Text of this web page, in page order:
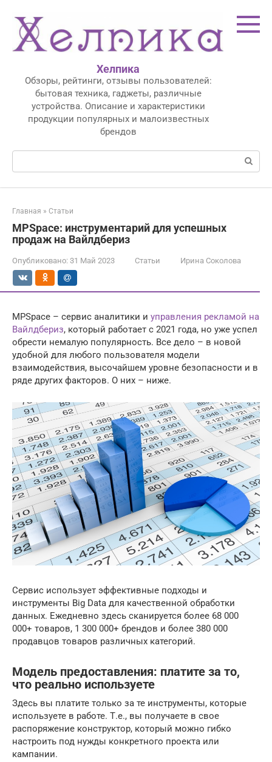
контенту
Хелпика
Обзоры, рейтинги, отзывы пользователей:
бытовая техника, гаджеты, различные
устройства. Описание и характеристики
продукции популярных и малоизвестных
брендов
Поиск:
Главная » Статьи
MPSpace: инструментарий для успешных
продаж на Вайлдбериз
Опубликовано: 31 Май 2023 Статьи Ирина Соколова
MPSpace – сервис аналитики и управления рекламой на
Вайлдбериз, который работает с 2021 года, но уже успел
обрести немалую популярность. Все дело – в новой
удобной для любого пользователя модели
взаимодействия, высочайшем уровне безопасности и в
ряде других факторов. О них – ниже.
Сервис использует эффективные подходы и
инструменты Big Data для качественной обработки
данных. Ежедневно здесь сканируется более 68 000
000+ товаров, 1 300 000+ брендов и более 380 000
продавцов товаров различных категорий.
Модель предоставления: платите за то,
что реально используете
Здесь вы платите только за те инструменты, которые
используете в работе. Т.е., вы получаете в свое
распоряжение конструктор, который можно гибко
настроить под нужды конкретного проекта или
кампании.